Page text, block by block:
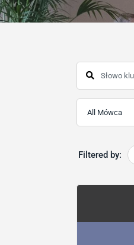
Filtered by: